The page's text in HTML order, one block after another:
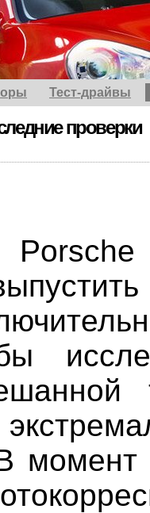
Тест-драйвы
проверки
момент